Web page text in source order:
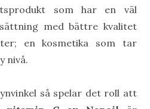
som har en väl
med bättre kvalitet
en kosmetika som tar
nivå.
så spelar det roll att